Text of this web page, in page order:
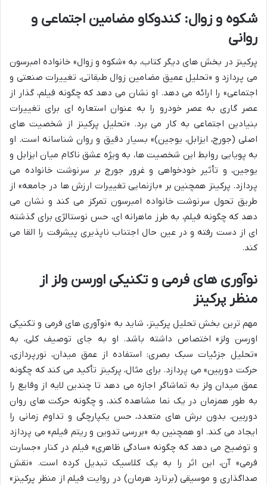
شکوه و زوال: کندوکاو مضامین اجتماعی و
روانی
پرکینز در بخش های دیگر کتاب، به «شکوه و زوال» خانواده امبرسون
می پردازد و «تحلیل عمیق مضامین زوال طبقاتی، تغییرات صنعتی و
اجتماعی» را ارائه می دهد. او نشان می دهد که چگونه فیلم، گذار از
عصر گاری به عصر خودرو را به عنوان استعاره ای برای تغییرات
بنیادین اجتماعی به کار می برد. «تحلیل پرکینز از شخصیت های
اصلی (جورج، ایزابل، یوجین)» بسیار دقیق و روان شناسانه است. او
به پویایی روابط این شخصیت ها، به ویژه عشق ناکام میان ایزابل و
یوجین، و تأثیر خودخواهی و غرور جورج بر سرنوشت خانواده می
پردازد. پرکینز همچنین بر «بازنمایی تغییرات ارزش ها در جامعه» از
طریق تحول سرنوشت خانواده امبرسون تمرکز می کند و نشان می
دهد که چگونه فیلم، به طرز ماهرانه ای، حس نوستالژی برای گذشته
ای از دست رفته و در عین حال اجتناب ناپذیری پیشرفت را القا می
کند.
نوآوری های فرمی و تکنیکی اورسن ولز از
منظر پرکینز
مهم ترین بخش تحلیل پرکینز، شاید به «نوآوری های فرمی و تکنیکی
اورسن ولز» اختصاص داشته باشد. او به جای توصیف کلی، به
«تحلیل جزئیات سبک بصری: استفاده از عمق میدان، نورپردازی،
حرکت دوربین» می پردازد. برای مثال، پرکینز تأکید می کند که چگونه
عمق میدان ولز به تماشاگر اجازه می دهد تا چندین لایه از وقایع را
به طور همزمان در یک نما مشاهده کند، و چگونه حرکت های روان
دوربین، بدون برش های متعدد، حس یکپارچگی و تداوم زمانی را
ایجاد می کند. او همچنین به «بررسی تدوین و ریتم فیلم» می پردازد
و توضیح می دهد که چگونه «سادگی ظاهری» فیلم در کنار «جسارت
فرمی» آن، این اثر را به یک کلاسیک تبدیل کرده است. «نقش
صداگذاری و موسیقی (برنارد هرمان) در روایت فیلم از منظر پرکینز»